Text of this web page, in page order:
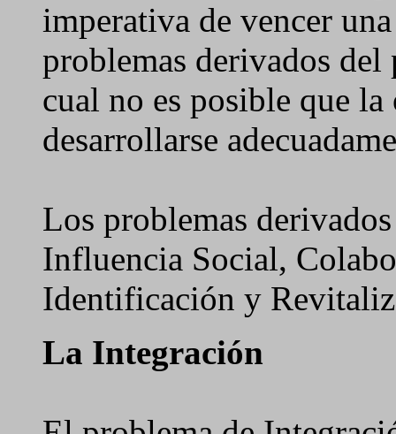
imperativa de vencer
problemas derivados
cual no es posible que
desarrollarse
Los problemas
Influencia Social,
Identificación y
La Integración